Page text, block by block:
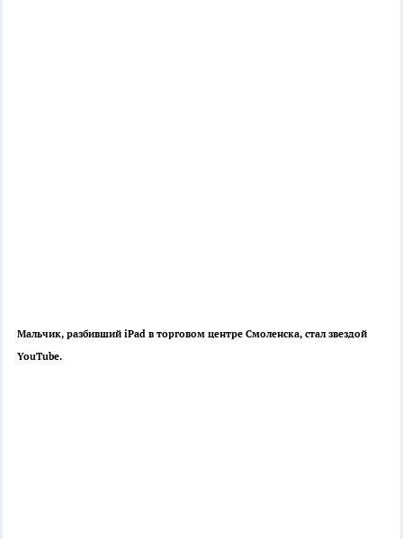
Мальчик, разбивший iPad в торговом центре Смоленска, стал звездой
YouTube.